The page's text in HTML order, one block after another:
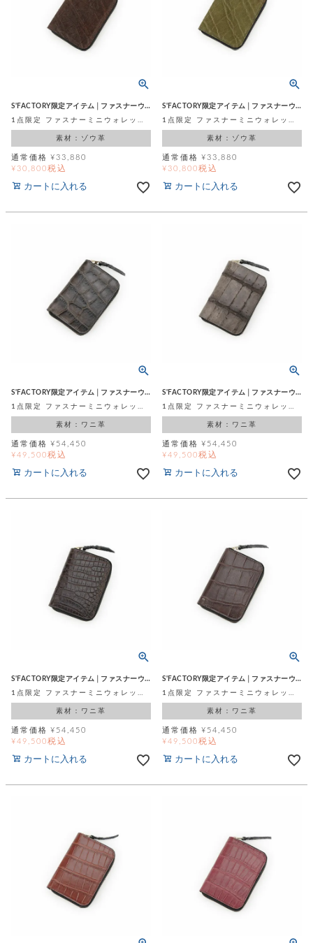
S'FACTORY限定アイテム│ファスナーウォレット
素材：ゾウ革
通常価格 ¥33,880
¥ 30,800税込
カートに入れる
S'FACTORY限定アイテム│ファスナーウォレット
素材：ゾウ革
通常価格 ¥33,880
¥ 30,800税込
カートに入れる
S'FACTORY限定アイテム│ファスナーウォレット
素材：ワニ革
通常価格 ¥ 54,450
¥49,500税込
カートに入れる
S'FACTORY限定アイテム│ファスナーウォレット
素材：ワニ革
通常価格 ¥ 54,450
¥49,500税込
カートに入れる
S'FACTORY限定アイテム│ファスナーウォレット
素材：ワニ革
通常価格 ¥ 54,450
¥49,500税込
カートに入れる
S'FACTORY限定アイテム│ファスナーウォレット
素材：ワニ革
通常価格 ¥ 54,450
¥49,500税込
カートに入れる